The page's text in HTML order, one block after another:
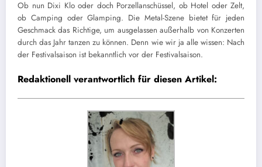
Ob nun Dixi Klo oder doch Porzellanschüssel, ob Hotel oder Zelt,
ob Camping oder Glamping. Die Metal-Szene bietet für jeden
Geschmack das Richtige, um ausgelassen außerhalb von Konzerten
durch das Jahr tanzen zu können. Denn wie wir ja alle wissen: Nach
der Festivalsaison ist bekanntlich vor der Festivalsaison.
Redaktionell verantwortlich für diesen Artikel: